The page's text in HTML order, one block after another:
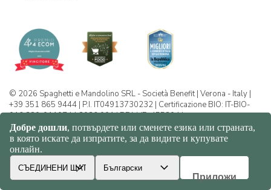
© 2026 Spaghetti e Mandolino SRL - Società Benefit | Verona - Italy |
+39 351 865 9444 | P.I. IT04913730232 | Certificazione BIO: IT-BIO-
016.380-0110744.2026.001 | REA VR-455804 |
Политика за конфиденциалност и
бисквитки
Sitemap